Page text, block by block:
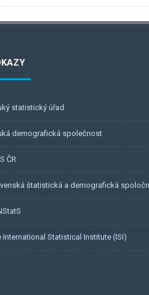
statistický úřad
demografická společnost
ČR
štatistická a demografická
International Statistical Institute (ISI)